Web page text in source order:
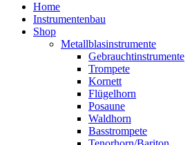
Home
Instrumentenbau
Shop
Metallblasinstrumente
Gebrauchtinstrumente
Trompete
Kornett
Flügelhorn
Posaune
Waldhorn
Basstrompete